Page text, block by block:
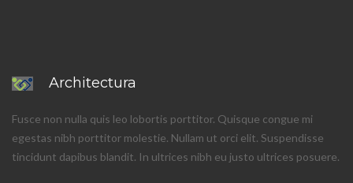
Architectura
Fusce non nulla quis leo lobortis porttitor. Quisque congue mi
egestas nibh porttitor molestie. Nullam ut orci elit. Suspendisse
tincidunt dapibus blandit. In ultrices nibh eu justo ultrices posuere.